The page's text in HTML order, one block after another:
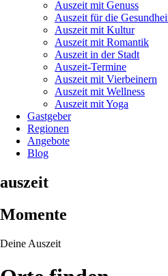
Auszeit mit Genuss
Auszeit für die
Auszeit mit Kultur
Auszeit mit Romantik
Auszeit in der Stadt
Auszeit-Termine
Auszeit mit Vierbeinern
Auszeit mit Wellness
Auszeit mit Yoga
Gastgeber
Regionen
Angebote
Blog
auszeit
Momente
Deine Auszeit